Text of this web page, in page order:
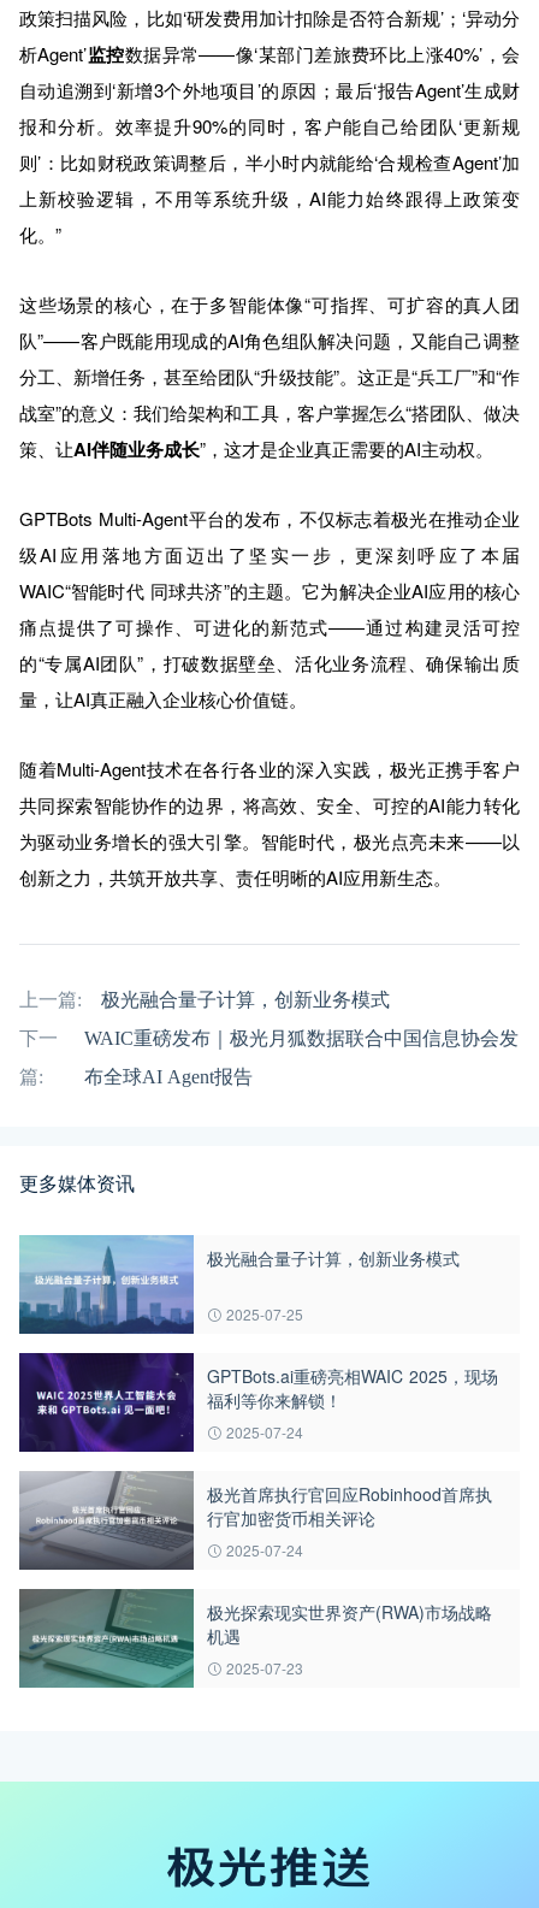
政策扫描风险，比如‘研发费用加计扣除是否符合新规’；‘异动分
析Agent’监控数据异常——像‘某部门差旅费环比上涨40%’，会
自动追溯到‘新增3个外地项目’的原因；最后‘报告Agent’生成财
报和分析。效率提升90%的同时，客户能自己给团队‘更新规
则’：比如财税政策调整后，半小时内就能给‘合规检查Agent’加
上新校验逻辑，不用等系统升级，AI能力始终跟得上政策变
化。”
这些场景的核心，在于多智能体像“可指挥、可扩容的真人团
队”——客户既能用现成的AI角色组队解决问题，又能自己调整
分工、新增任务，甚至给团队“升级技能”。这正是“兵工厂”和“作
战室”的意义：我们给架构和工具，客户掌握怎么“搭团队、做决
策、让AI伴随业务成长”，这才是企业真正需要的AI主动权。
GPTBots Multi-Agent平台的发布，不仅标志着极光在推动企业
级AI应用落地方面迈出了坚实一步，更深刻呼应了本届
WAIC“智能时代 同球共济”的主题。它为解决企业AI应用的核心
痛点提供了可操作、可进化的新范式——通过构建灵活可控
的“专属AI团队”，打破数据壁垒、活化业务流程、确保输出质
量，让AI真正融入企业核心价值链。
随着Multi-Agent技术在各行各业的深入实践，极光正携手客户
共同探索智能协作的边界，将高效、安全、可控的AI能力转化
为驱动业务增长的强大引擎。智能时代，极光点亮未来——以
创新之力，共筑开放共享、责任明晰的AI应用新生态。
上一篇:
极光融合量子计算，创新业务模式
下一
篇:
WAIC重磅发布｜极光月狐数据联合中国信息协会发
布全球AI Agent报告
更多媒体资讯
极光融合量子计算，创新业务模式
2025-07-25
GPTBots.ai重磅亮相WAIC 2025，现场
福利等你来解锁！
2025-07-24
极光首席执行官回应Robinhood首席执
行官加密货币相关评论
2025-07-24
极光探索现实世界资产(RWA)市场战略
机遇
2025-07-23